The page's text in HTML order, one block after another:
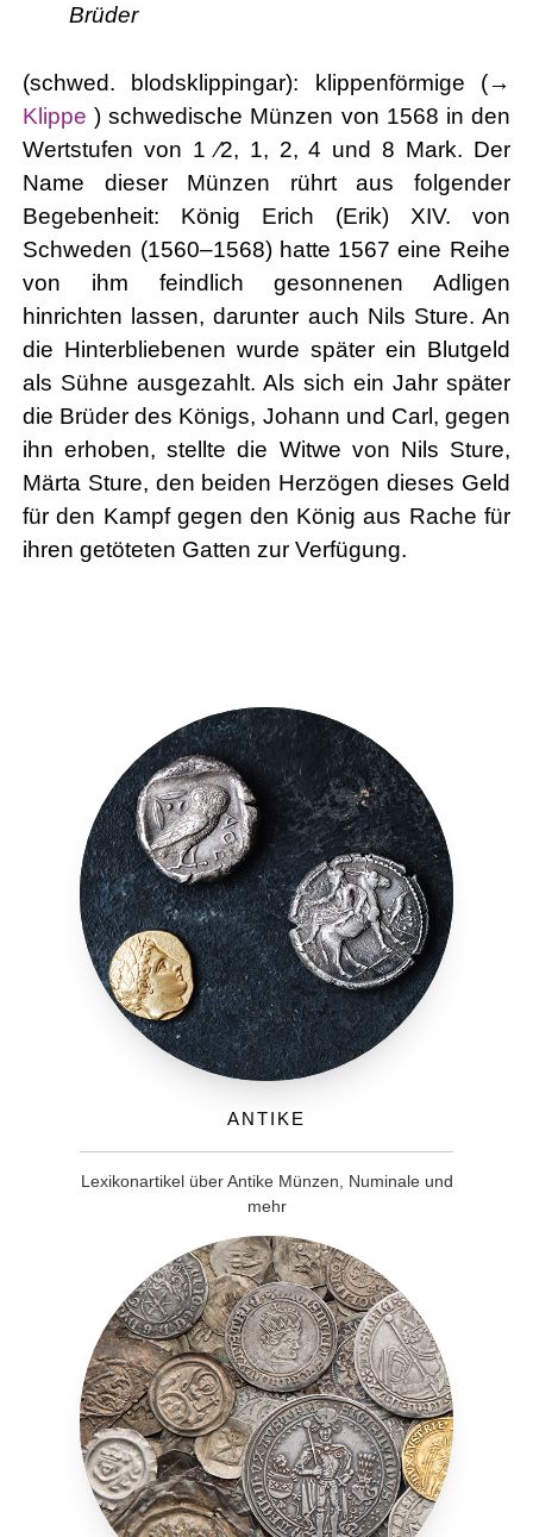
Brüder
(schwed. blodsklippingar): klippenförmige (→
Klippe ) schwedische Münzen von 1568 in den
Wertstufen von 1 ⁄2, 1, 2, 4 und 8 Mark. Der
Name dieser Münzen rührt aus folgender
Begebenheit: König Erich (Erik) XIV. von
Schweden (1560–1568) hatte 1567 eine Reihe
von ihm feindlich gesonnenen Adligen
hinrichten lassen, darunter auch Nils Sture. An
die Hinterbliebenen wurde später ein Blutgeld
als Sühne ausgezahlt. Als sich ein Jahr später
die Brüder des Königs, Johann und Carl, gegen
ihn erhoben, stellte die Witwe von Nils Sture,
Märta Sture, den beiden Herzögen dieses Geld
für den Kampf gegen den König aus Rache für
ihren getöteten Gatten zur Verfügung.
Antike
Lexikonartikel über Antike Münzen, Numinale und
mehr